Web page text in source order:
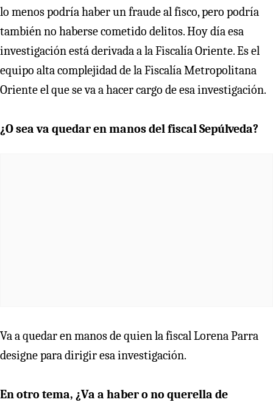
lo menos podría haber un fraude al fisco, pero podría
también no haberse cometido delitos. Hoy día esa
investigación está derivada a la Fiscalía Oriente. Es el
equipo alta complejidad de la Fiscalía Metropolitana
Oriente el que se va a hacer cargo de esa investigación.
¿O sea va quedar en manos del fiscal Sepúlveda?
Va a quedar en manos de quien la fiscal Lorena Parra
designe para dirigir esa investigación.
En otro tema, ¿Va a haber o no querella de